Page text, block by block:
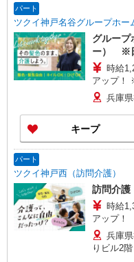
パート
ツクイ神戸名谷グループホー
グルー
ー） ※
時給1,200円
アップ！
兵庫
キープ
パート
ツクイ神戸西（訪問介護）
訪問介
時給1,370円
アップ！
深夜手当
帯） ・
・ケア→
兵庫
りビル2階